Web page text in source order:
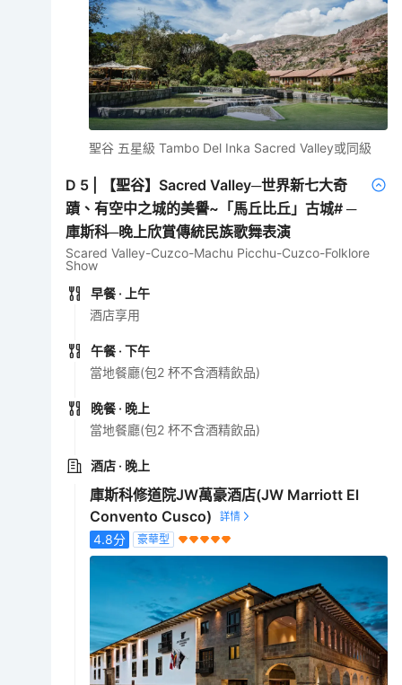
聖谷 五星級 Tambo Del Inka Sacred Valley或同級
D 5
【聖谷】Sacred Valley─世界新七大奇
蹟、有空中之城的美譽~「馬丘比丘」古城# ─
庫斯科─晚上欣賞傳統民族歌舞表演
Scared Valley-Cuzco-Machu Picchu-Cuzco-Folklore
Show
早餐 · 上午
酒店享用
午餐 · 下午
當地餐廳(包2 杯不含酒精飲品)
晚餐 · 晚上
當地餐廳(包2 杯不含酒精飲品)
酒店 · 晚上
庫斯科修道院JW萬豪酒店(JW Marriott El
Convento Cusco)
4.8分 豪華型